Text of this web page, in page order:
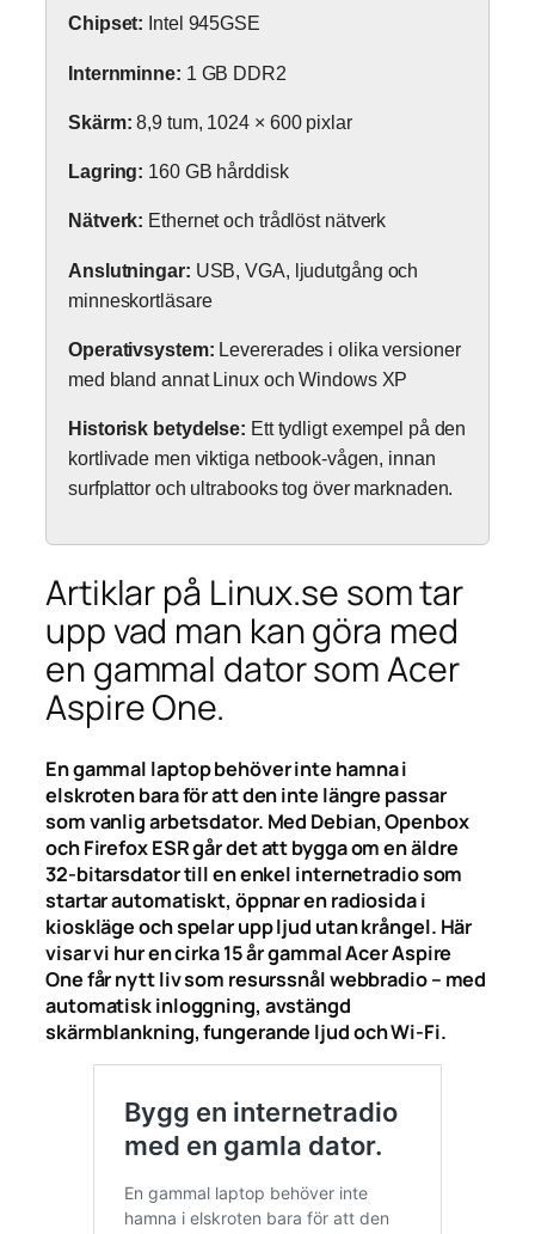
Chipset: Intel 945GSE
Internminne: 1 GB DDR2
Skärm: 8,9 tum, 1024 × 600 pixlar
Lagring: 160 GB hårddisk
Nätverk: Ethernet och trådlöst nätverk
Anslutningar: USB, VGA, ljudutgång och
minneskortläsare
Operativsystem: Levererades i olika versioner
med bland annat Linux och Windows XP
Historisk betydelse: Ett tydligt exempel på den
kortlivade men viktiga netbook-vågen, innan
surfplattor och ultrabooks tog över marknaden.
Artiklar på Linux.se som tar
upp vad man kan göra med
en gammal dator som Acer
Aspire One.
En gammal laptop behöver inte hamna i
elskroten bara för att den inte längre passar
som vanlig arbetsdator. Med Debian, Openbox
och Firefox ESR går det att bygga om en äldre
32-bitarsdator till en enkel internetradio som
startar automatiskt, öppnar en radiosida i
kioskläge och spelar upp ljud utan krångel. Här
visar vi hur en cirka 15 år gammal Acer Aspire
One får nytt liv som resurssnål webbradio – med
automatisk inloggning, avstängd
skärmblankning, fungerande ljud och Wi-Fi.